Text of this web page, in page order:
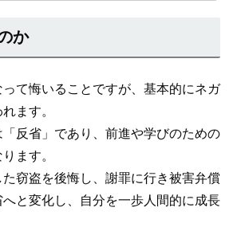
か
って悔いることですが、基本的にネガ
ます。
反省」であり、前進や学びのための
ます。
窃盗を後悔し、謝罪に行き被害弁償
と変化し、自分を一歩人間的に成長